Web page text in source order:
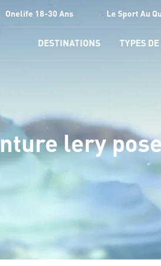
Onelife 18-30 Ans Le Sport Au
DESTINATIONS TYPES
lery